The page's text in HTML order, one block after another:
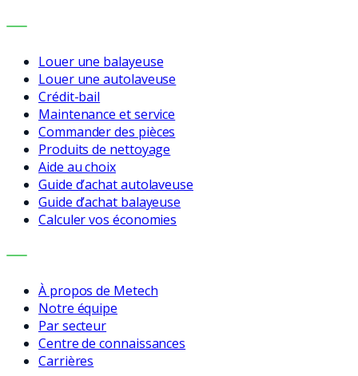
SERVICES
Louer une balayeuse
Louer une autolaveuse
Crédit-bail
Maintenance et service
Commander des pièces
Produits de nettoyage
Aide au choix
Guide d’achat autolaveuse
Guide d’achat balayeuse
Calculer vos économies
ENTREPRISE
À propos de Metech
Notre équipe
Par secteur
Centre de connaissances
Carrières